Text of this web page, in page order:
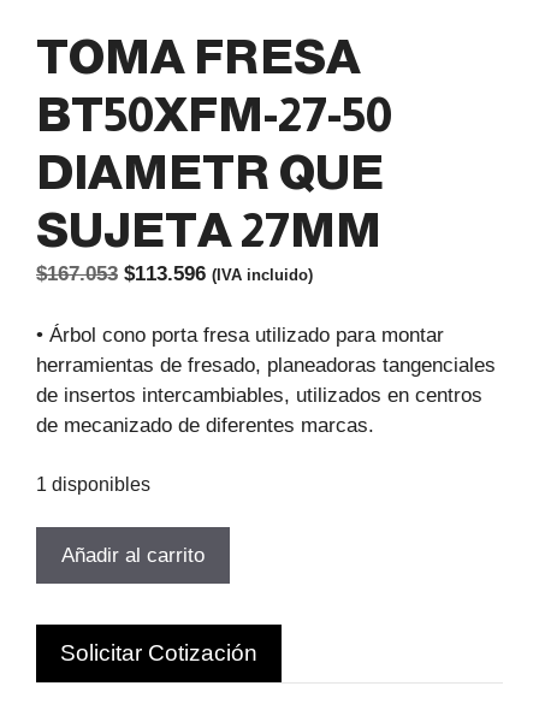
TOMA FRESA
BT50XFM-27-50
DIAMETR QUE
SUJETA 27MM
$167.053 El
original
era:
$167.053.
$113.596El
actual
es:
$113.596.
(IVA incluido)
• Árbol cono porta fresa utilizado para montar
herramientas de fresado, planeadoras tangenciales
de insertos intercambiables, utilizados en centros
de mecanizado de diferentes marcas.
1 disponibles
27-
DIAMETR
Añadir al carrito
Solicitar Cotización